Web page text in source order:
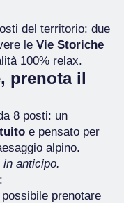
del territorio: due
le Vie Storiche
100% relax.
prenota il
8 posti: un
e pensato per
alpino.
anticipo.
prenotare